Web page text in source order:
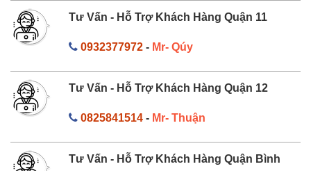
Tư Vấn - Hỗ Trợ Khách Hàng Quận 11
0932377972- Mr- Qúy
Tư Vấn - Hỗ Trợ Khách Hàng Quận 12
0825841514- Mr- Thuận
Tư Vấn - Hỗ Trợ Khách Hàng Quận Bình